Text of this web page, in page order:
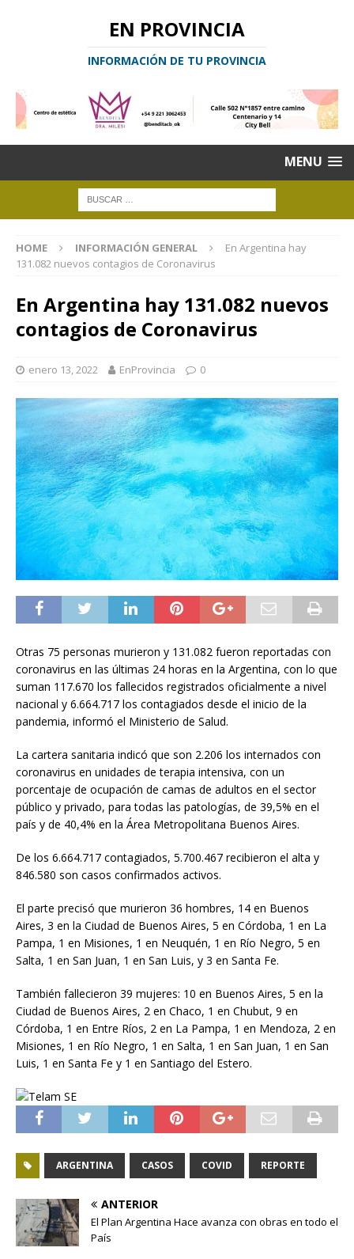
EN PROVINCIA
INFORMACIÓN DE TU PROVINCIA
MENU
HOME INFORMACIÓN GENERAL
En Argentina hay
131.082 nuevos contagios de Coronavirus
En Argentina hay 131.082 nuevos
contagios de Coronavirus
enero 13, 2022 EnProvincia 0
Otras 75 personas murieron y 131.082 fueron reportadas con
coronavirus en las últimas 24 horas en la Argentina, con lo que
suman 117.670 los fallecidos registrados oficialmente a nivel
nacional y 6.664.717 los contagiados desde el inicio de la
pandemia, informó el Ministerio de Salud.
La cartera sanitaria indicó que son 2.206 los internados con
coronavirus en unidades de terapia intensiva, con un
porcentaje de ocupación de camas de adultos en el sector
público y privado, para todas las patologías, de 39,5% en el
país y de 40,4% en la Área Metropolitana Buenos Aires.
De los 6.664.717 contagiados, 5.700.467 recibieron el alta y
846.580 son casos confirmados activos.
El parte precisó que murieron 36 hombres, 14 en Buenos
Aires, 3 en la Ciudad de Buenos Aires, 5 en Córdoba, 1 en La
Pampa, 1 en Misiones, 1 en Neuquén, 1 en Río Negro, 5 en
Salta, 1 en San Juan, 1 en San Luis, y 3 en Santa Fe.
También fallecieron 39 mujeres: 10 en Buenos Aires, 5 en la
Ciudad de Buenos Aires, 2 en Chaco, 1 en Chubut, 9 en
Córdoba, 1 en Entre Ríos, 2 en La Pampa, 1 en Mendoza, 2 en
Misiones, 1 en Río Negro, 1 en Salta, 1 en San Juan, 1 en San
Luis, 1 en Santa Fe y 1 en Santiago del Estero.
ARGENTINA CASOS COVID REPORTE
ANTERIOR
El Plan Argentina Hace avanza con obras en todo el
País